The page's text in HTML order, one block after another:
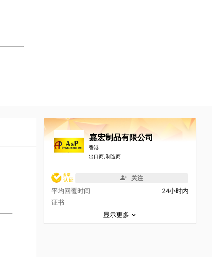
嘉宏制品有限公司
香港
出口商, 制造商
关注
平均回覆时间
24小时内
证书
显示更多